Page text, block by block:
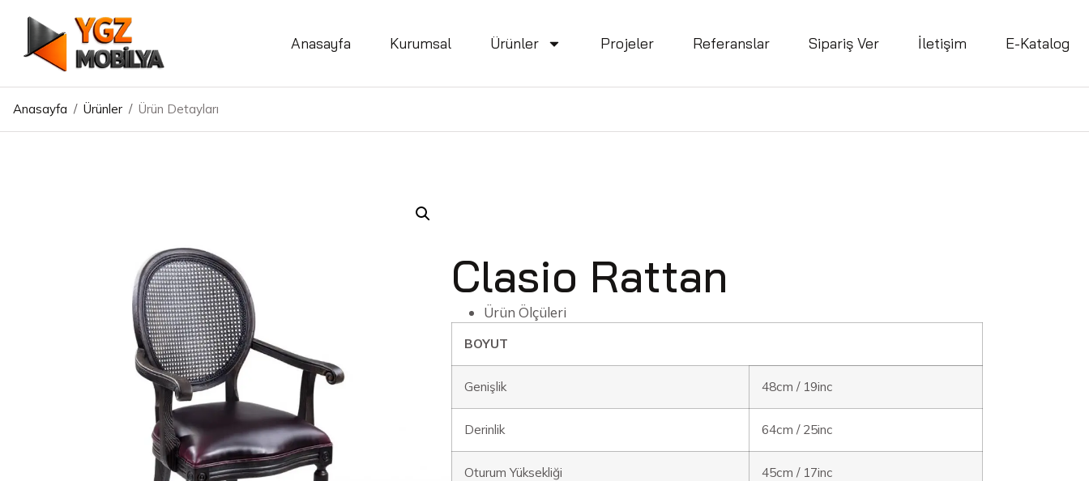
Anasayfa Kurumsal Ürünler Projeler Referanslar Sipariş Ver İletişim E-Katalog
Anasayfa / Ürünler / Ürün Detayları
Clasio Rattan
Ürün Ölçüleri
BOYUT
Genişlik 48cm / 19inc
Derinlik 64cm / 25inc
Oturum Yüksekliği 45cm / 17inc